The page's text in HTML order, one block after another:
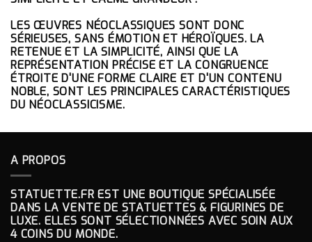
LES ŒUVRES NÉOCLASSIQUES SONT DONC
SÉRIEUSES, SANS ÉMOTION ET HÉROÏQUES. LA
RETENUE ET LA SIMPLICITÉ, AINSI QUE LA
REPRÉSENTATION PRÉCISE ET LA CONGRUENCE
ÉTROITE D'UNE FORME CLAIRE ET D'UN CONTENU
NOBLE, SONT LES PRINCIPALES CARACTÉRISTIQUES
DU NÉOCLASSICISME.
A PROPOS
STATUETTE.FR EST UNE BOUTIQUE SPÉCIALISÉE
DANS LA VENTE DE STATUETTES & FIGURINES DE
LUXE. ELLES SONT SÉLECTIONNÉES AVEC SOIN AUX
4 COINS DU MONDE.